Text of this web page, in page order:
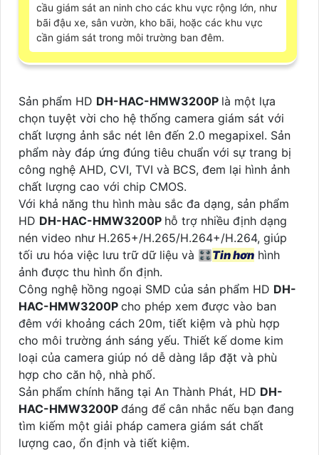
cầu giám sát an ninh cho các khu vực rộng lớn, như
bãi đậu xe, sân vườn, kho bãi, hoặc các khu vực
cần giám sát trong môi trường ban đêm.
Sản phẩm HD DH-HAC-HMW3200P là một lựa
chọn tuyệt vời cho hệ thống camera giám sát với
chất lượng ảnh sắc nét lên đến 2.0 megapixel. Sản
phẩm này đáp ứng đúng tiêu chuẩn với sự trang bị
công nghệ AHD, CVI, TVI và BCS, đem lại hình ảnh
chất lượng cao với chip CMOS.
Với khả năng thu hình màu sắc đa dạng, sản phẩm
HD DH-HAC-HMW3200P hỗ trợ nhiều định dạng
nén video như H.265+/H.265/H.264+/H.264, giúp
tối ưu hóa việc lưu trữ dữ liệu và 🎛Tin hơn hình
ảnh được thu hình ổn định.
Công nghệ hồng ngoại SMD của sản phẩm HD DH-
HAC-HMW3200P cho phép xem được vào ban
đêm với khoảng cách 20m, tiết kiệm và phù hợp
cho môi trường ánh sáng yếu. Thiết kế dome kim
loại của camera giúp nó dễ dàng lắp đặt và phù
hợp cho căn hộ, nhà phố.
Sản phẩm chính hãng tại An Thành Phát, HD DH-
HAC-HMW3200P đáng để cân nhắc nếu bạn đang
tìm kiếm một giải pháp camera giám sát chất
lượng cao, ổn định và tiết kiệm.